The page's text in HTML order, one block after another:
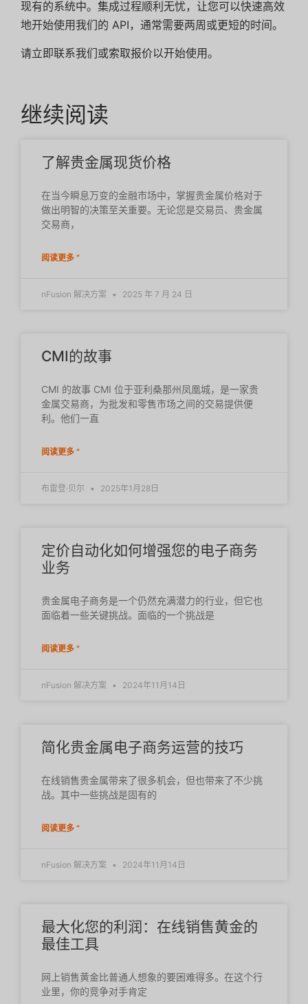
现有的系统中。集成过程顺利无忧，让您可以快速高效
地开始使用我们的 API，通常需要两周或更短的时间。
请立即联系我们或索取报价以开始使用。
继续阅读
了解贵金属现货价格
在当今瞬息万变的金融市场中，掌握贵金属价格对于
做出明智的决策至关重要。无论您是交易员、贵金属
交易商，
阅读更多 ”
nFusion 解决方案 2025 年 7 月 24 日
CMI的故事
CMI 的故事 CMI 位于亚利桑那州凤凰城，是一家贵
金属交易商，为批发和零售市场之间的交易提供便
利。他们一直
阅读更多 ”
布雷登·贝尔 2025年1月28日
定价自动化如何增强您的电子商务
业务
贵金属电子商务是一个仍然充满潜力的行业，但它也
面临着一些关键挑战。面临的一个挑战是
阅读更多 ”
nFusion 解决方案 2024年11月14日
简化贵金属电子商务运营的技巧
在线销售贵金属带来了很多机会，但也带来了不少挑
战。其中一些挑战是固有的
阅读更多 ”
nFusion 解决方案 2024年11月14日
最大化您的利润：在线销售黄金的
最佳工具
网上销售黄金比普通人想象的要困难得多。在这个行
业里，你的竞争对手肯定